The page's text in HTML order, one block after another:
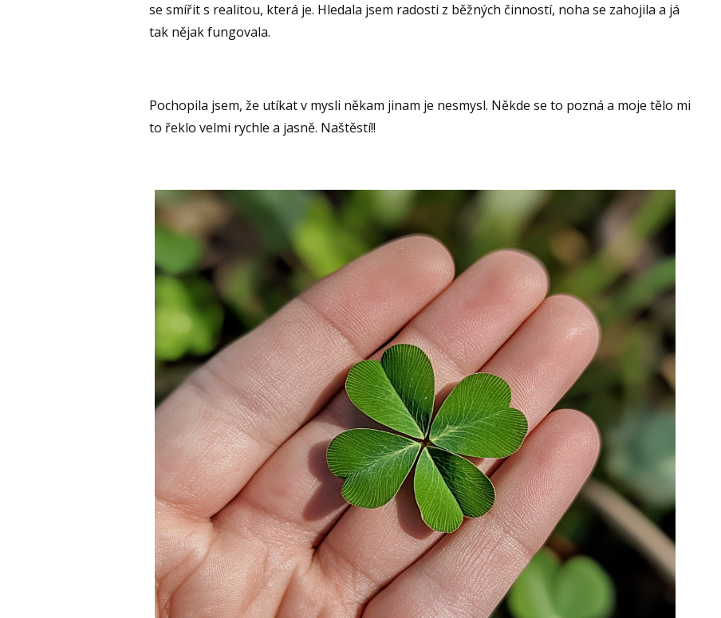
se smířit s realitou, která je. Hledala jsem radosti z běžných činností, noha se zahojila a já
tak nějak fungovala.
Pochopila jsem, že utíkat v mysli někam jinam je nesmysl. Někde se to pozná a moje tělo mi
to řeklo velmi rychle a jasně. Naštěstí!!